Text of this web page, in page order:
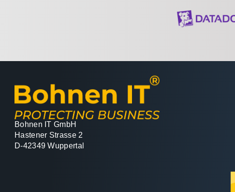
Bohnen IT GmbH
Hastener Strasse 2
D-42349 Wuppertal